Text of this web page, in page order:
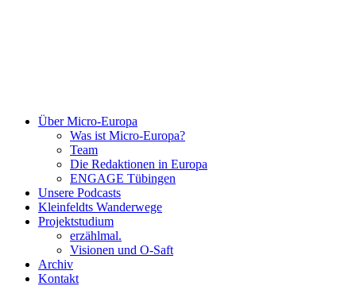
Über Micro-Europa
Was ist Micro-Europa?
Team
Die Redaktionen in Europa
ENGAGE Tübingen
Unsere Podcasts
Kleinfeldts Wanderwege
Projektstudium
erzählmal.
Visionen und O-Saft
Archiv
Kontakt